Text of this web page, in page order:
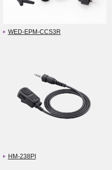
WED-EPM-CCS3R
HM-238PI